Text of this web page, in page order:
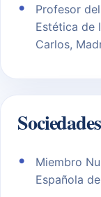
Profesor
Estética de
Carlos,
Miembro
Española